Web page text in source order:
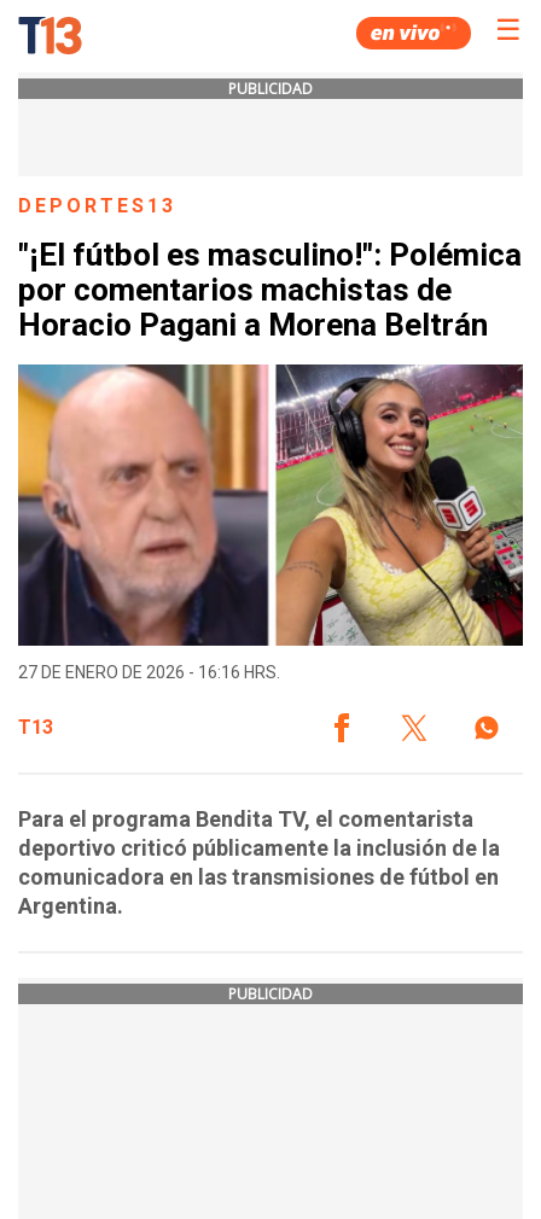
☰
PUBLICIDAD
DEPORTES13
"¡El fútbol es masculino!": Polémica
por comentarios machistas de
Horacio Pagani a Morena Beltrán
27 DE ENERO DE 2026 - 16:16 HRS.
T13
Para el programa Bendita TV, el comentarista
deportivo criticó públicamente la inclusión de la
comunicadora en las transmisiones de fútbol en
Argentina.
PUBLICIDAD